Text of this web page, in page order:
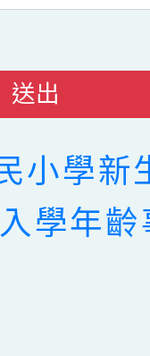
送出
小學新
學年齡